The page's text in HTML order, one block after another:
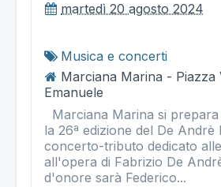
martedì 20 agosto 2024
Musica e concerti
Marciana Marina - Piazza
Emanuele
Marciana Marina si
la 26ª edizione del De Andrè
concerto-tributo dedicato
all'opera di Fabrizio De
d'onore sarà Federico...